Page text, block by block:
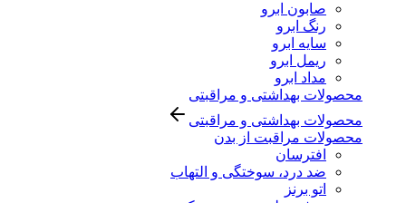
صابون ابرو
رنگ ابرو
سایه ابرو
ریمل ابرو
مداد ابرو
محصولات بهداشتی و مراقبتی
محصولات بهداشتی و مراقبتی
محصولات مراقبت از بدن
افترسان
ضد درد، سوختگی و التهاب
اتو برنز